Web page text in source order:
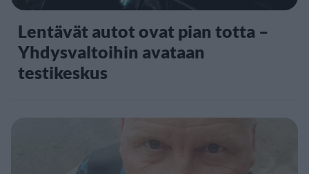
Lentävät autot ovat pian totta –
Yhdysvaltoihin avataan
testikeskus